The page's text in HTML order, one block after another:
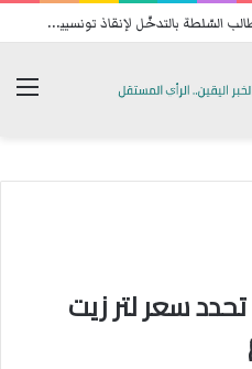
ر
ئيس المرصد التونسي للحقوق يطالب السّلطة بالتدخّل لإنقاذ تونسيين عالقين في ليبيا
سعر لتر زيت